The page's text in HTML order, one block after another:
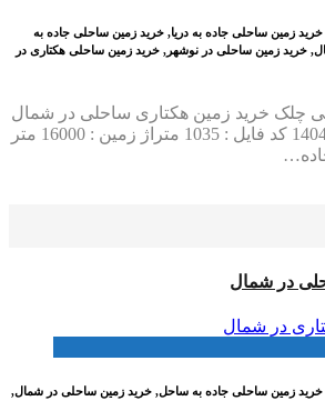
زمین ساحلی جاده به دریا, خرید زمین ساحلی جاده به
خرید زمین ساحلی در نوشهر, خرید زمین ساحلی هکتاری در
ساحلی چلک خرید زمین هکتاری ساحلی در شمال
تاریخ درج فایل : 1404/01/08 کد فایل : 1035 متراژ زمین : 16000 متر
در شمال
زمین ساحلی جاده به ساحل, خرید زمین ساحلی در شمال,